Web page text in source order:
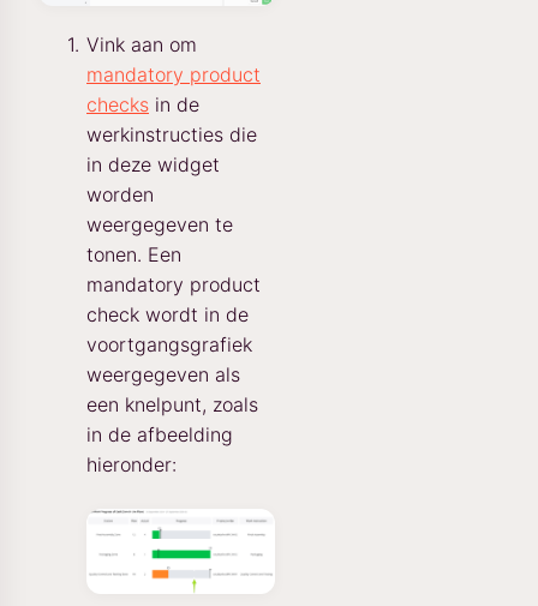
Vink aan om
mandatory product
checks in de
werkinstructies die
in deze widget
worden
weergegeven te
tonen. Een
mandatory product
check wordt in de
voortgangsgrafiek
weergegeven als
een knelpunt, zoals
in de afbeelding
hieronder: